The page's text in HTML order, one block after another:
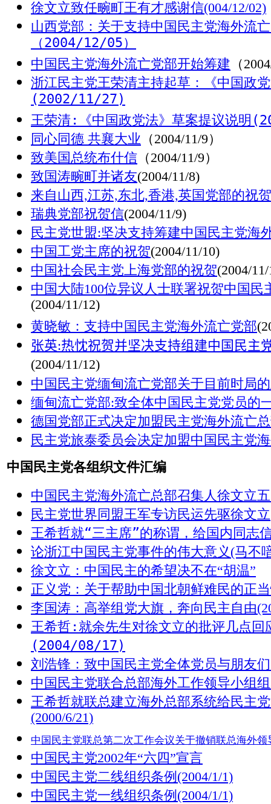
徐文立致任畹町王有才感谢信(004/12/02)
山西党部：关于支持中国民主党海外流
（2004/12/05）
中国民主党海外流亡党部开始筹建 （
浙江民主党王荣清主持起草：《中国政
(2002/11/27)
王荣清: 《中国政党法》草案提议说
同心同德 共襄大业 （2004/11/9）
致美国总统布什信 （2004/11/9）
致国涛畹町并诸友(2004/11/8)
来自山西,江苏,东北,香港,英国党部的祝贺
瑞典党部祝贺信(2004/11/9)
民主党世盟:坚决支持筹建中国民主党海
中国工党主席的祝贺(2004/11/10)
中国社会民主党上海党部的祝贺(2004/
中国大陆100位异议人士联署祝贺中国民
(2004/11/12)
黄晓敏：支持中国民主党海外流亡党部
张英:热忱祝贺并坚决支持组建中国民主
(2004/11/12)
中国民主党缅甸流亡党部关于目前时局
缅甸流亡党部:致全体中国民主党党员的
德国党部正式决定加盟民主党海外流亡
民主党旅泰委员会决定加盟中国民主党
中国民主党各组织文件汇编
中国民主党海外流亡总部召集人徐文立
民主党世界同盟王军专访民运先驱徐文立
王希哲就“三主席”的称谓，给国内同志
论浙江中国民主党事件的伟大意义(马不
徐文立：中国民主的希望决不在“胡温”
正义党： 关于帮助中国北朝鲜难民的正
李国涛：高举组党大旗，奔向民主自由
王希哲 : 就余先生对徐文立的批评几点 回
(2004/08/17)
刘浩锋：致中国民主党全体党员与朋友
中国民主党联合总部海外工作领导小组组
王希哲就联总建立海外总部系统给民主
(2000/6/21)
中国民主党联总第二次工作会议关于撤销联总海外领
中国民主党2002年“六四”宣言
中国民主党二线组织条例(2004/1/1)
中国民主党一线组织条例(2004/1/1)